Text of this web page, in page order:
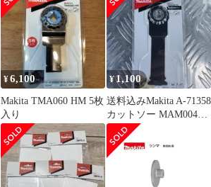
¥6,100
Makita TMA060 HM 5枚
入り
¥1,100
送料込みMakita A-71358
カットソー MAM004
SK一枚